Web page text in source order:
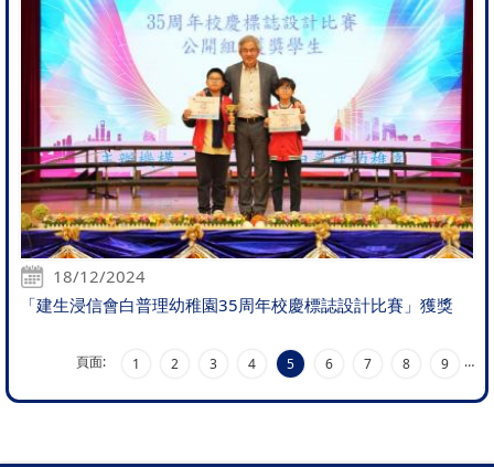
18/12/2024
「建生浸信會白普理幼稚園35周年校慶標誌設計比賽」獲獎
頁面: 1 2 3 4 5 6 7 8 9 …